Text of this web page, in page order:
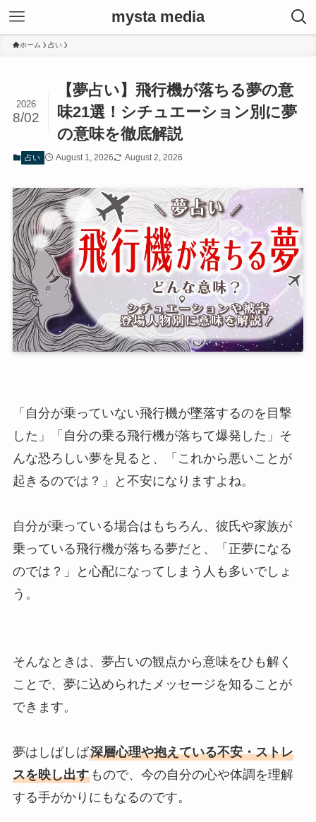
mysta media
ホーム 占い
【夢占い】飛行機が落ちる夢の意
味21選！シチュエーション別に夢
の意味を徹底解説
2026
8/02
占い August 1, 2026 August 2, 2026
「自分が乗っていない飛行機が墜落するのを目撃
した」「自分の乗る飛行機が落ちて爆発した」そ
んな恐ろしい夢を見ると、「これから悪いことが
起きるのでは？」と不安になりますよね。
自分が乗っている場合はもちろん、彼氏や家族が
乗っている飛行機が落ちる夢だと、「正夢になる
のでは？」と心配になってしまう人も多いでしょ
う。
そんなときは、夢占いの観点から意味をひも解く
ことで、夢に込められたメッセージを知ることが
できます。
夢はしばしば深層心理や抱えている不安・ストレ
スを映し出すもので、今の自分の心や体調を理解
する手がかりにもなるのです。